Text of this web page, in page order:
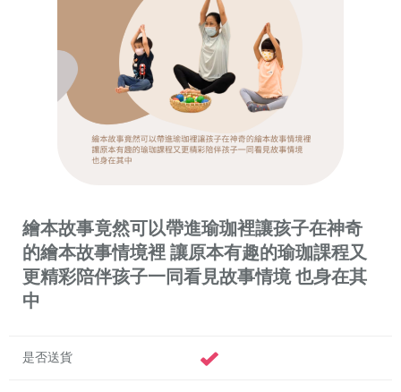
繪本故事竟然可以帶進瑜珈裡讓孩子在神奇
的繪本故事情境裡 讓原本有趣的瑜珈課程又
更精彩陪伴孩子一同看見故事情境 也身在其
中
是否送貨